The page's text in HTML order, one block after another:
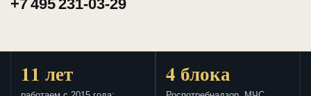
+7 495 231-03-29
11 лет 4 блока